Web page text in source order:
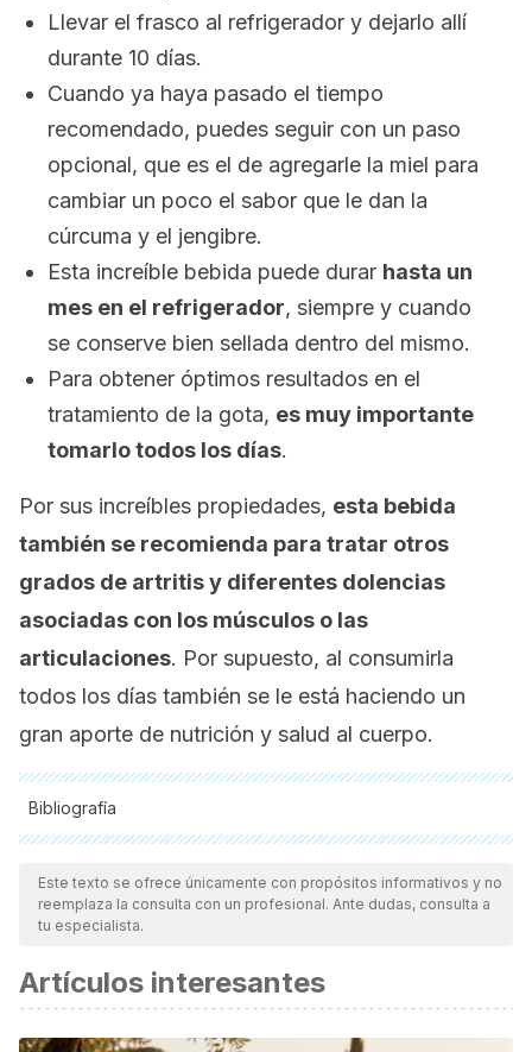
Llevar el frasco al refrigerador y dejarlo allí
durante 10 días.
Cuando ya haya pasado el tiempo
recomendado, puedes seguir con un paso
opcional, que es el de agregarle la miel para
cambiar un poco el sabor que le dan la
cúrcuma y el jengibre.
Esta increíble bebida puede durar hasta un
mes en el refrigerador, siempre y cuando
se conserve bien sellada dentro del mismo.
Para obtener óptimos resultados en el
tratamiento de la gota, es muy importante
tomarlo todos los días.
Por sus increíbles propiedades, esta bebida
también se recomienda para tratar otros
grados de artritis y diferentes dolencias
asociadas con los músculos o las
articulaciones. Por supuesto, al consumirla
todos los días también se le está haciendo un
gran aporte de nutrición y salud al cuerpo.
Bibliografía
Todas las fuentes citadas fueron revisadas a profundidad por
nuestro equipo, para asegurar su calidad, confiabilidad,
vigencia y validez.La bibliografía de este artículo fue
científica.
Zhang, Y., Neogi, T., Chen, C., Chaisson, C., Hunter, D. J., &
Choi, H. K. (2012). Cherry consumption and decreased risk
Este texto se ofrece únicamente con propósitos informativos y no
reemplaza la consulta con un profesional. Ante dudas, consulta a
tu especialista.
Artículos interesantes